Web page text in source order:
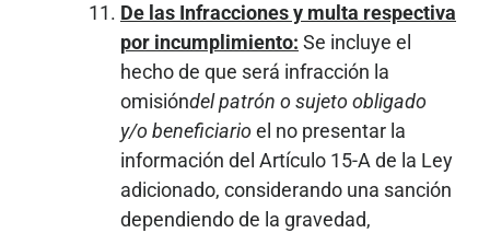
De las Infracciones y multa respectiva
por incumplimiento: Se incluye el
hecho de que será infracción la
omisióndel patrón o sujeto obligado
y/o beneficiarioel no presentar la
información del Artículo 15-A de la Ley
adicionado, considerando una sanción
dependiendo de la gravedad,